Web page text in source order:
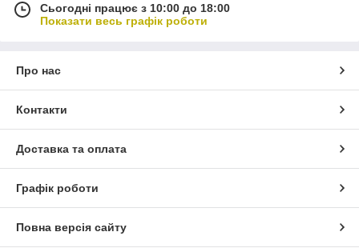
Сьогодні працює з 10:00 до 18:00
Показати весь графік роботи
Про нас
Контакти
Доставка та оплата
Графік роботи
Повна версія сайту